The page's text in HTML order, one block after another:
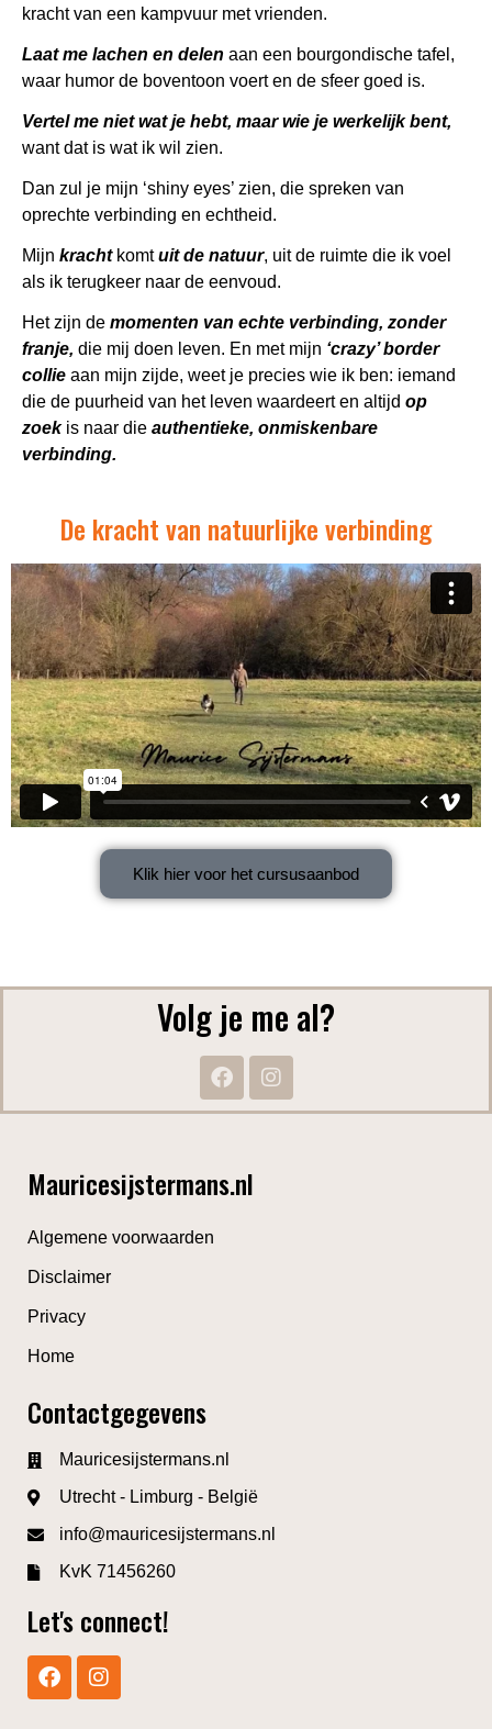
kracht van een kampvuur met vrienden.
Laat me lachen en delen aan een bourgondische tafel,
waar humor de boventoon voert en de sfeer goed is.
Vertel me niet wat je hebt, maar wie je werkelijk bent,
want dat is wat ik wil zien.
Dan zul je mijn ‘shiny eyes’ zien, die spreken van
oprechte verbinding en echtheid.
Mijn krachtkomtuit de natuur, uit de ruimte die ik voel
als ik terugkeer naar de eenvoud.
Het zijn de momenten van echte verbinding, zonder
franje, die mij doen leven. En met mijn ‘crazy’ border
collie aan mijn zijde, weet je precies wie ik ben: iemand
die de puurheid van het leven waardeert en altijd op
zoek is naar die authentieke, onmiskenbare
verbinding.
De kracht van natuurlijke verbinding
Klik hier voor het cursusaanbod
Volg je me al?
Mauricesijstermans.nl
Algemene voorwaarden
Disclaimer
Privacy
Home
Contactgegevens
Mauricesijstermans.nl
Utrecht - Limburg - België
info@mauricesijstermans.nl
KvK 71456260
Let's connect!